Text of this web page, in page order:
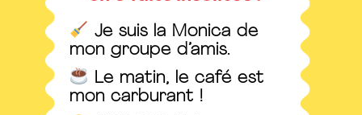
Je suis la Monica de
mon groupe d’amis.
Le matin, le café est
mon carburant !